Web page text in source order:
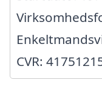
CVR: